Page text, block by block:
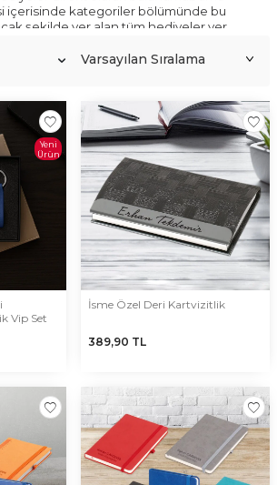
içerisinde kategoriler bölümünde bu
şekilde yer alan tüm hediyeler yer
Alınabilecek Hediyeler?
şu şekildedir.Kişiye özel hazırlanan
ismi üzerinde yazılankalem
defterve üzerinde isteğe göre
ve daha birçoğu site de yer alırken
daha çok kişiye özel tarzda ürünleri
ettirmektedir. Aynı zamanda fiyatları gayet
ödemesi de oldukça kolay şekilde
gibi kapıda ödeme
insanlara seçenek sunabilmektedir. Bu bir
için siteyi ziyaret edebilirsiniz.
Yeni
Ürün
Vip Set
İsme Özel Deri Kartvizitlik
389,90 TL